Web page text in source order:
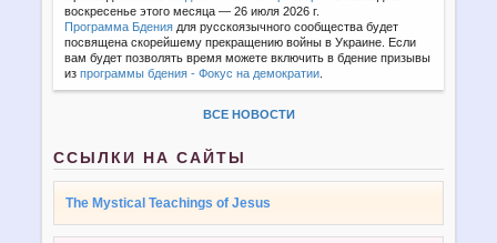
воскресенье этого месяца — 26 июля 2026 г.
Программа Бдения для русскоязычного сообщества будет
посвящена скорейшему прекращению войны в Украине. Если
вам будет позволять время можете включить в бдение призывы
изпрограммы бдения - Фокус на демократии
ВСЕ НОВОСТИ
ССЫЛКИ НА САЙТЫ
The Mystical Teachings of Jesus